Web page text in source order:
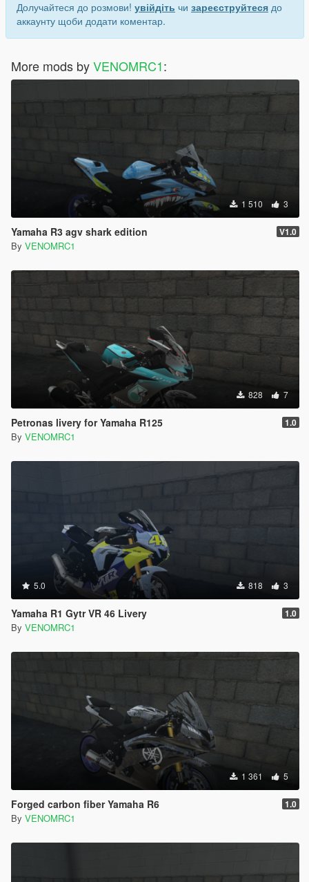
Долучайтеся до розмови! увійдіть чи зареєструйтеся до
аккаунту щоби додати коментар.
More mods byVENOMRC1:
1 510 3
Yamaha R3 agv shark edition V1.0
By VENOMRC1
828 7
Petronas livery for Yamaha R125 1.0
By VENOMRC1
5.0 818 3
Yamaha R1 Gytr VR 46 Livery 1.0
By VENOMRC1
1 361 5
Forged carbon fiber Yamaha R6 1.0
By VENOMRC1